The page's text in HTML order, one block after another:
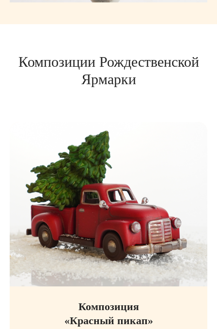
Композиции Рождественской
Ярмарки
Композиция
«Красный пикап»